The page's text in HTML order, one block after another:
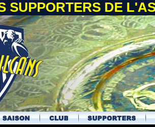
SUPPORTERS DE